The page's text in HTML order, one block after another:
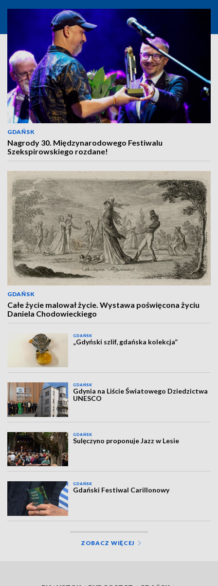
GDAŃSK
Nagrody 30. Międzynarodowego Festiwalu
Szekspirowskiego rozdane!
GDAŃSK
Całe życie malował życie. Wystawa poświęcona życiu
Daniela Chodowieckiego
GDAŃSK
„Gdyński szlif, gdańska kolekcja”
GDAŃSK
Gdynia na Liście Światowego Dziedzictwa
UNESCO
GDAŃSK
Sulęczyno proponuje Jazz w Lesie
GDAŃSK
Gdański Festiwal Carillonowy
ZOBACZ WIĘCEJ